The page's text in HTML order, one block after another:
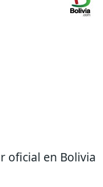
oficial en Bolivia